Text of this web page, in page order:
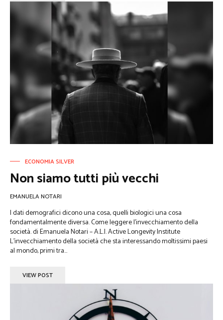
ECONOMIA SILVER
Non siamo tutti più vecchi
EMANUELA NOTARI
I dati demografici dicono una cosa, quelli biologici una cosa
fondamentalmente diversa. Come leggere l’invecchiamento della
società. di Emanuela Notari – A.L.I. Active Longevity Institute
L’invecchiamento della società che sta interessando moltissimi paesi
al mondo, primi tra...
VIEW POST